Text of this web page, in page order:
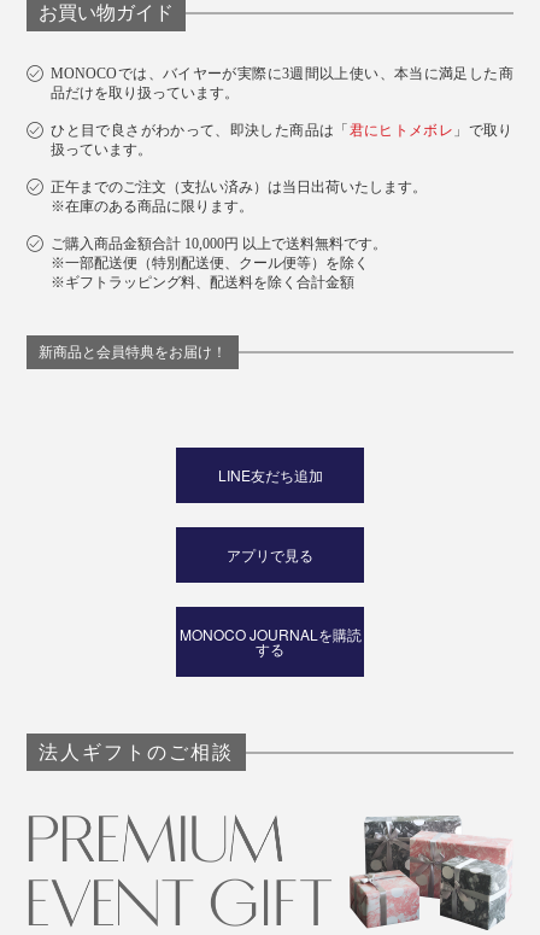
お買い物ガイド
MONOCOでは、バイヤーが実際に3週間以上使い、本当に満足した商
品だけを取り扱っています。
ひと目で良さがわかって、即決した商品は「君にヒトメボレ 」で取り
扱っています。
正午までのご注文（支払い済み）は当日出荷いたします。
※在庫のある商品に限ります。
ご購入商品金額合計 10,000円 以上で送料無料です。
※一部配送便（特別配送便、クール便等）を除く
※ギフトラッピング料、配送料を除く合計金額
新商品と会員特典をお届け！
LINE友だち追加
アプリで見る
MONOCO JOURNALを購読
する
法人ギフトのご相談